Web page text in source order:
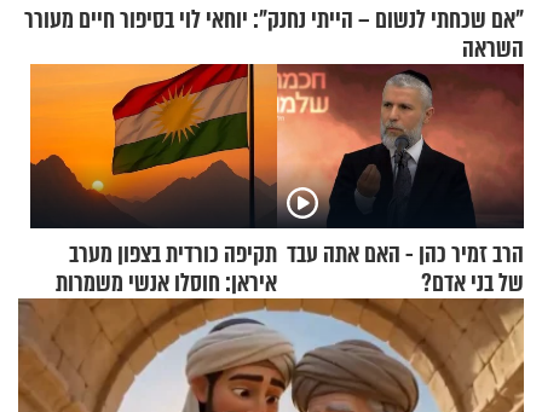
"אם שכחתי לנשום – הייתי נחנק": יוחאי לוי בסיפור חיים מעורר
השראה
הרב זמיר כהן - האם אתה עבד
של בני אדם?
תקיפה כורדית בצפון מערב
איראן: חוסלו אנשי משמרות
המהפכה